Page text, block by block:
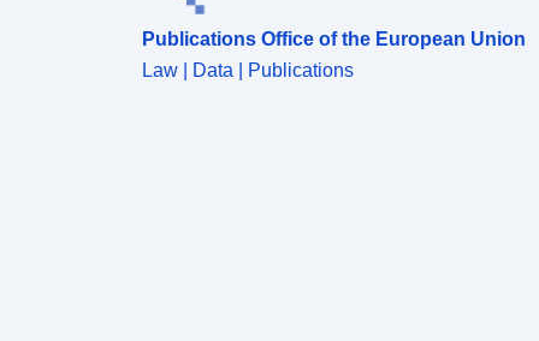
Publications Office of the European Union
Law | Data | Publications